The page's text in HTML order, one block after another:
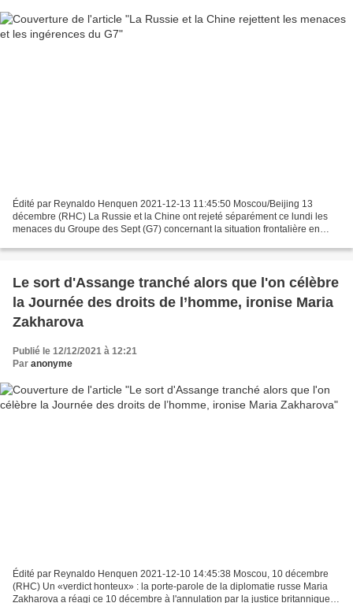
Édité par Reynaldo Henquen 2021-12-13 11:45:50 Moscou/Beijing 13
décembre (RHC) La Russie et la Chine ont rejeté séparément ce lundi les
menaces du Groupe des Sept (G7) concernant la situation frontalière en
Le sort d'Assange tranché alors que l'on célèbre
la Journée des droits de l’homme, ironise Maria
Zakharova
Publié le 12/12/2021 à 12:21
Par anonyme
Édité par Reynaldo Henquen 2021-12-10 14:45:38 Moscou, 10 décembre
(RHC) Un «verdict honteux» : la porte-parole de la diplomatie russe Maria
Zakharova a réagi ce 10 décembre à l'annulation par la justice britannique